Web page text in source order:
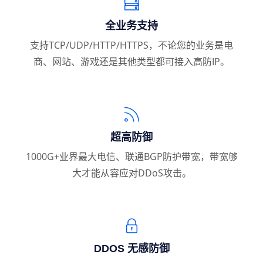
全业务支持
支持TCP/UDP/HTTP/HTTPS，不论您的业务是电
商、网站、游戏还是其他类型都可接入高防IP。
超高防御
1000G+业界最大电信、联通BGP防护带宽，带宽够
大才能从容应对DDoS攻击。
DDOS 无感防御